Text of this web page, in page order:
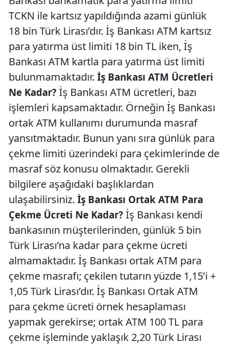
TCKN ile kartsız yapıldığında azami günlük
18 bin Türk Lirası’dır. İş Bankası ATM kartsız
para yatırma üst limiti 18 bin TL iken, İş
Bankası ATM kartla para yatırma üst limiti
bulunmamaktadır. İş Bankası ATM Ücretleri
Ne Kadar? İş Bankası ATM ücretleri, bazı
işlemleri kapsamaktadır. Örneğin İş Bankası
ortak ATM kullanımı durumunda masraf
yansıtmaktadır. Bunun yanı sıra günlük para
çekme limiti üzerindeki para çekimlerinde de
masraf söz konusu olmaktadır. Gerekli
bilgilere aşağıdaki başlıklardan
ulaşabilirsiniz. İş Bankası Ortak ATM Para
Çekme Ücreti Ne Kadar? İş Bankası kendi
bankasının müşterilerinden, günlük 5 bin
Türk Lirası’na kadar para çekme ücreti
almamaktadır. İş Bankası ortak ATM para
çekme masrafı; çekilen tutarın yüzde 1,15’i +
1,05 Türk Lirası’dır. İş Bankası Ortak ATM
para çekme ücreti örnek hesaplaması
yapmak gerekirse; ortak ATM 100 TL para
çekme işleminde yaklaşık 2,20 Türk Lirası